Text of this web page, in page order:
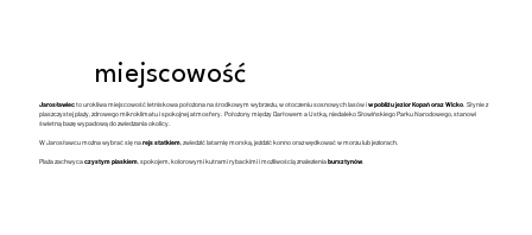
miejscowość
Jarosławiecto urokliwa miejscowość letniskowa położona na środkowym wybrzeżu, w otoczeniu sosnowych lasów iw pobliżu jezior Kopań oraz Wicko. Słynie z
piaszczystej plaży, zdrowego mikroklimatu i spokojnej atmosfery. Położony między Darłowem a Ustką, niedaleko Słowińskiego Parku Narodowego, stanowi
świetną bazę wypadową do zwiedzania okolicy.
W Jarosławcu można wybrać się narejs statkiem, zwiedzić latarnię morską, jeździć konno oraz wędkować w morzu lub jeziorach.
Plaża zachwycaczystym piaskiem, spokojem, kolorowymi kutrami rybackimi i możliwością znalezieniabursztynów.